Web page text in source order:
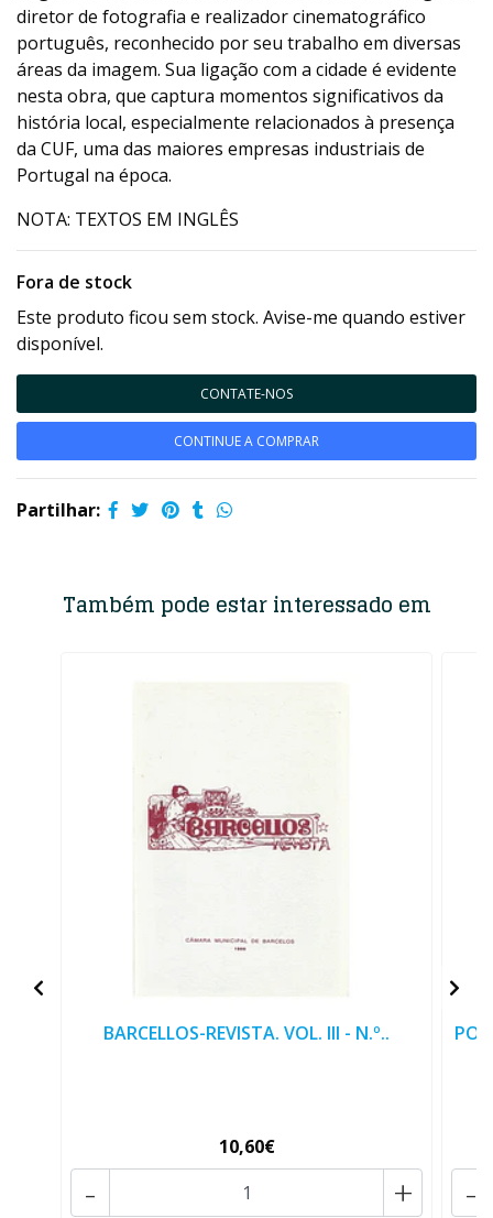
diretor de fotografia e realizador cinematográfico
português, reconhecido por seu trabalho em diversas
áreas da imagem. Sua ligação com a cidade é evidente
nesta obra, que captura momentos significativos da
história local, especialmente relacionados à presença
da CUF, uma das maiores empresas industriais de
Portugal na época.
NOTA: TEXTOS EM INGLÊS
Fora de stock
Este produto ficou sem stock. Avise-me quando estiver
disponível.
CONTATE-NOS
CONTINUE A COMPRAR
Partilhar:
Também pode estar interessado em
BARCELLOS-REVISTA. VOL. III - N.º..
10,60€
+
- -